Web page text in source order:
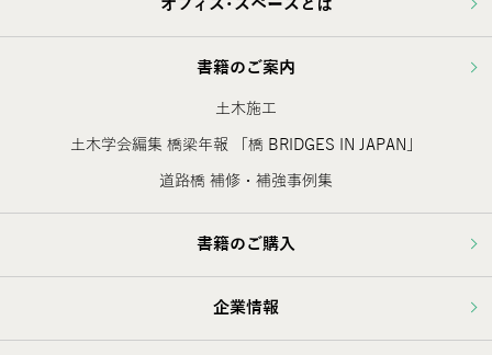
オフィス･スペースとは
書籍のご案内
土木施工
土木学会編集 橋梁年報 「橋 BRIDGES IN JAPAN」
道路橋 補修・補強事例集
書籍のご購入
企業情報